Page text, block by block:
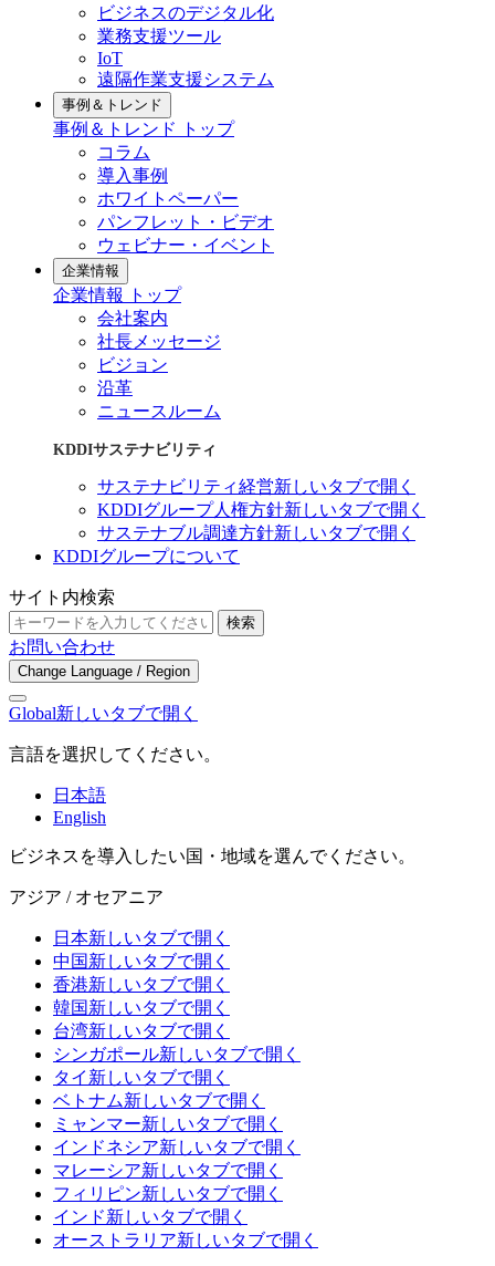
ビジネスのデジタル化
業務支援ツール
IoT
遠隔作業支援システム
事例＆トレンド
事例＆トレンド トップ
コラム
導入事例
ホワイトペーパー
パンフレット・ビデオ
ウェビナー・イベント
企業情報
企業情報 トップ
会社案内
社長メッセージ
ビジョン
沿革
ニュースルーム
KDDIサステナビリティ
サステナビリティ経営新しいタブで開く
KDDIグループ人権方針新しいタブで開く
サステナブル調達方針新しいタブで開く
KDDIグループについて
サイト内検索
検索
お問い合わせ
Change Language / Region
Global新しいタブで開く
言語を選択してください。
日本語
English
ビジネスを導入したい国・地域を選んでください。
アジア / オセアニア
日本新しいタブで開く
中国新しいタブで開く
香港新しいタブで開く
韓国新しいタブで開く
台湾新しいタブで開く
シンガポール新しいタブで開く
タイ 新しいタブで開く
ベトナム新しいタブで開く
ミャンマー新しいタブで開く
インドネシア新しいタブで開く
マレーシア新しいタブで開く
フィリピン新しいタブで開く
インド新しいタブで開く
オーストラリア新しいタブで開く